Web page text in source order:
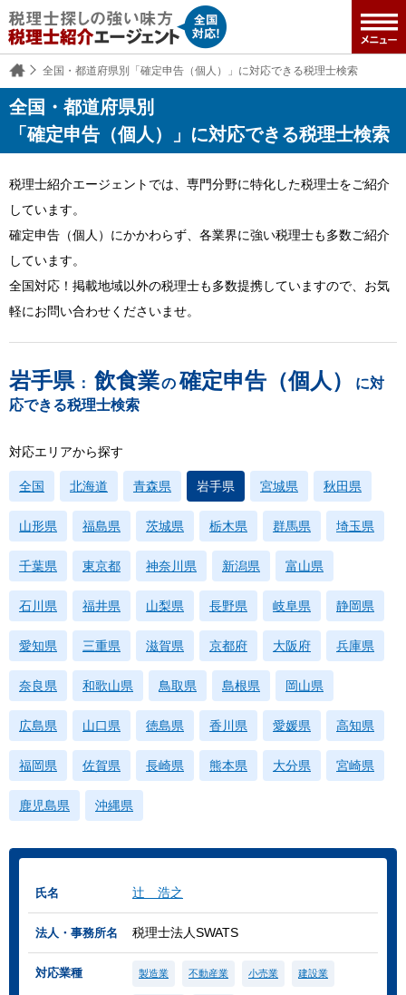
全国・都道府県別「確定申告（個人）」に対応できる税理士検索
全国・都道府県別
「確定申告（個人）」に対応できる税理士検索
税理士紹介エージェントでは、専門分野に特化した税理士をご紹介
しています。
確定申告（個人）にかかわらず、各業界に強い税理士も多数ご紹介
しています。
全国対応！掲載地域以外の税理士も多数提携していますので、お気
軽にお問い合わせくださいませ。
岩手県 ： 飲食業の確定申告（個人）
に対
応できる税理士検索
対応エリアから探す
全国 北海道 青森県 岩手県 宮城県 秋田県
山形県 福島県 茨城県 栃木県 群馬県 埼玉県
千葉県 東京都 神奈川県 新潟県 富山県
石川県 福井県 山梨県 長野県 岐阜県 静岡県
愛知県 三重県 滋賀県 京都府 大阪府 兵庫県
奈良県 和歌山県 鳥取県 島根県 岡山県
広島県 山口県 徳島県 香川県 愛媛県 高知県
福岡県 佐賀県 長崎県 熊本県 大分県 宮崎県
鹿児島県 沖縄県
氏名 辻 浩之
法人・事務所名 税理士法人SWATS
対応業種 製造業 不動産業 小売業 建設業